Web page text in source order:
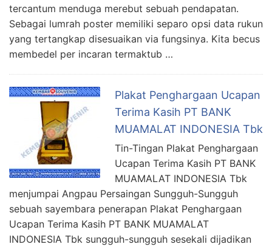
tercantum menduga merebut sebuah pendapatan.
Sebagai lumrah poster memiliki separo opsi data rukun
yang tertangkap disesuaikan via fungsinya. Kita becus
membedel per incaran termaktub …
Plakat Penghargaan Ucapan
Terima Kasih PT BANK
MUAMALAT INDONESIA Tbk
Tin-Tingan Plakat Penghargaan
Ucapan Terima Kasih PT BANK
MUAMALAT INDONESIA Tbk
menjumpai Angpau Persaingan Sungguh-Sungguh
sebuah sayembara penerapan Plakat Penghargaan
Ucapan Terima Kasih PT BANK MUAMALAT
INDONESIA Tbk sungguh-sungguh sesekali dijadikan